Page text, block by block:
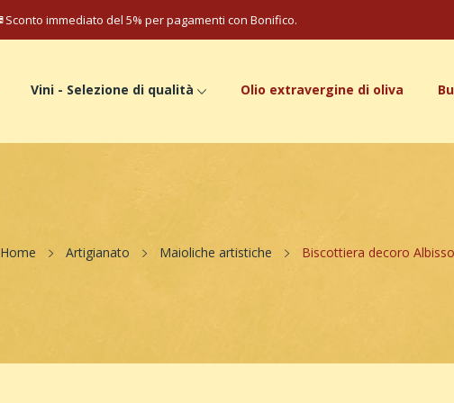
Sconto immediato del 5% per pagamenti con Bonifico.
Vini - Selezione di qualità Olio extravergine di oliva
Home Artigianato Maioliche artistiche Biscottiera decoro